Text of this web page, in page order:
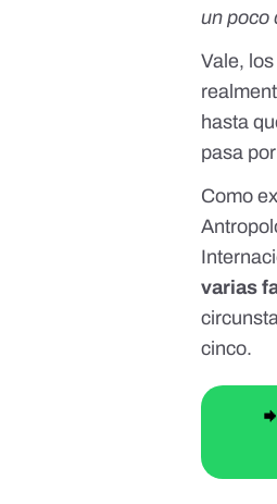
un poco
Vale,
hasta
pasa
Como
varias
cinco.